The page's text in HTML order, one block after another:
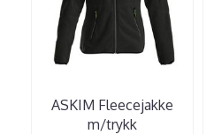
ASKIM Fleecejakke
m/trykk